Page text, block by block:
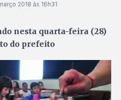
2018 às 16h31
nesta quarta-feira (28)
do prefeito